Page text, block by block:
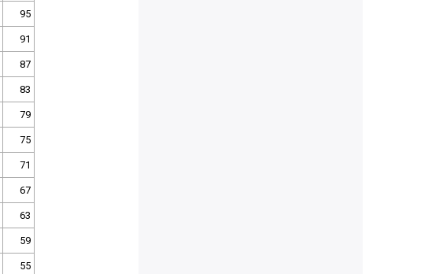
95
91
87
83
79
75
71
67
63
59
55